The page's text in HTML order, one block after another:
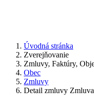
Úvodná stránka
Zverejňovanie
Zmluvy, Faktúry,
Obec
Zmluvy
Detail zmluvy